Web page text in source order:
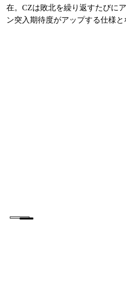
在。CZは敗北を繰り返すたびに
ン突入期待度がアップする仕様と